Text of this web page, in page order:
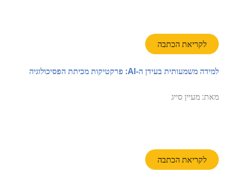
לקריאת הכתבה
למידה משמעותית בעידן ה-AI: פרקטיקות מכיתת הפסיכולוגיה
מאת: מעיין סייג
לקריאת הכתבה